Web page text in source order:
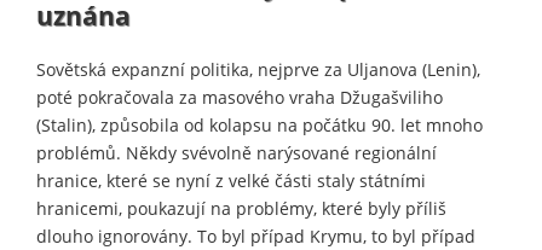
uznána
Sovětská expanzní politika, nejprve za Uljanova (Lenin),
poté pokračovala za masového vraha Džugašviliho
(Stalin), způsobila od kolapsu na počátku 90. let mnoho
problémů. Někdy svévolně narýsované regionální
hranice, které se nyní z velké části staly státními
hranicemi, poukazují na problémy, které byly příliš
dlouho ignorovány. To byl případ Krymu, to byl případ